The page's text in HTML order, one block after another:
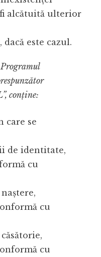
alcătuită ulterior
este cazul.
conţine:
care se
de identitate,
cu
cu
cu